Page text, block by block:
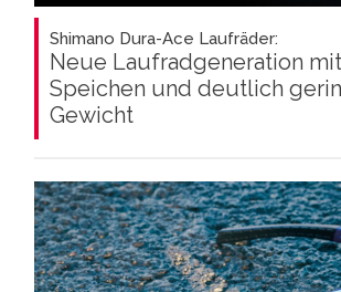
Shimano Dura-Ace Laufräder:
Neue Laufradgeneration
Speichen und deutlich
Gewicht